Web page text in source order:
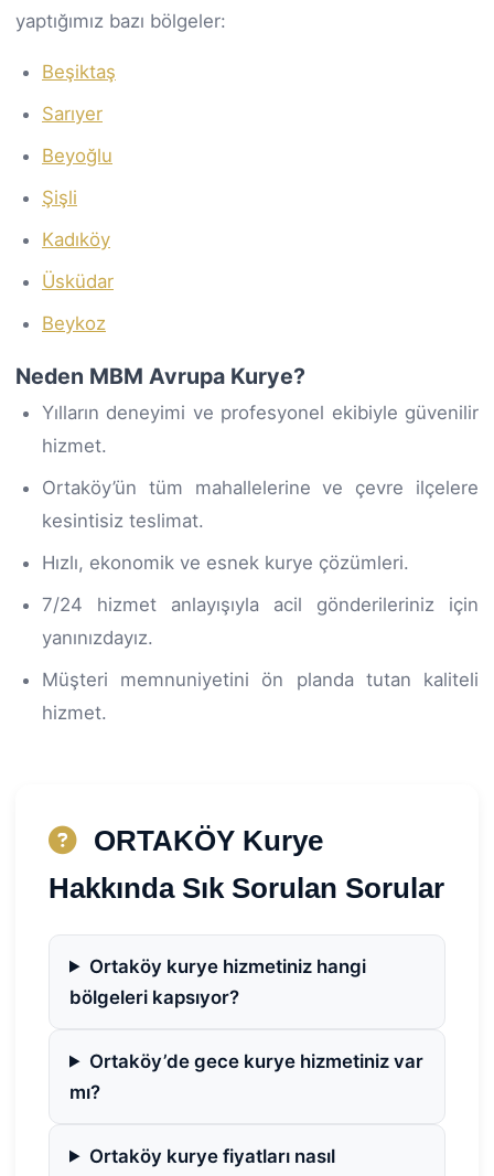
yaptığımız bazı bölgeler:
Beşiktaş
Sarıyer
Beyoğlu
Şişli
Kadıköy
Üsküdar
Beykoz
Neden MBM Avrupa Kurye?
Yılların deneyimi ve profesyonel ekibiyle güvenilir
hizmet.
Ortaköy’ün tüm mahallelerine ve çevre ilçelere
kesintisiz teslimat.
Hızlı, ekonomik ve esnek kurye çözümleri.
7/24 hizmet anlayışıyla acil gönderileriniz için
yanınızdayız.
Müşteri memnuniyetini ön planda tutan kaliteli
hizmet.
ORTAKÖY Kurye
Hakkında Sık Sorulan Sorular
Ortaköy kurye hizmetiniz hangi
bölgeleri kapsıyor?
Ortaköy’de gece kurye hizmetiniz var
mı?
Ortaköy kurye fiyatları nasıl